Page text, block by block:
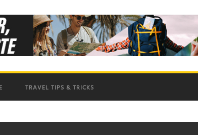
TRAVEL TIPS & TRICKS